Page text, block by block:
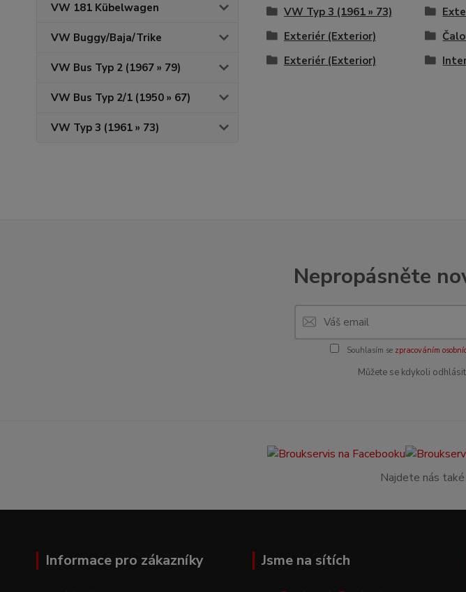
VW 181 Kübelwagen
VW Buggy/Baja/Trike
VW Bus Typ 2 (1967 » 79)
VW Bus Typ 2/1 (1950 » 67)
VW Typ 3 (1961 » 73)
VW Typ 3 (1961 » 73)
Exteriér (Exterior)
Exteriér (Exterior)
Nepropásněte
Souhlasím se zpracováním
Můžete se kdykoli
Najdete nás
Informace pro zákazníky Jsme na sítích